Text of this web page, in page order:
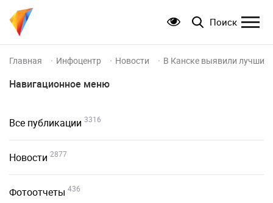
Поиск
Главная Инфоцентр Новости В Канске выявили лучших
Навигационное меню
Все публикации 3316
Новости 2877
Фотоотчеты 436